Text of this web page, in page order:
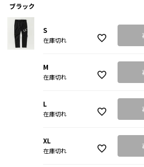
ブラック
S
在庫切れ
M
在庫切れ
L
在庫切れ
XL
在庫切れ